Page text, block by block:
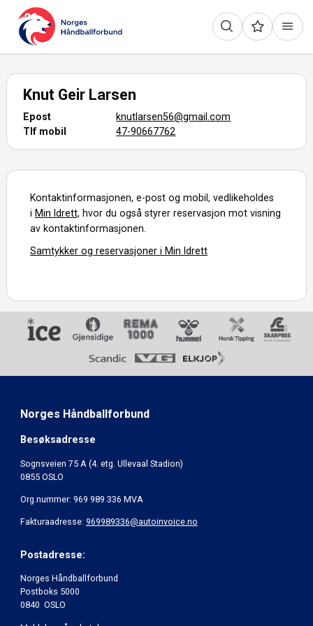
Knut Geir Larsen
Epost
knutlarsen56@gmail.com
Tlf mobil
47-90667762
Kontaktinformasjonen, e-post og mobil, vedlikeholdes
i Min Idrett, hvor du også styrer reservasjon mot visning
av kontaktinformasjonen.
Samtykker og reservasjoner i Min Idrett
Norges Håndballforbund
Besøksadresse
Sognsveien 75 A (4. etg. Ullevaal Stadion)
0855 OSLO
Org.nummer: 969 989 336 MVA
Fakturaadresse: 969989336@autoinvoice.no
Postadresse:
Norges Håndballforbund
Postboks 5000
0840 OSLO